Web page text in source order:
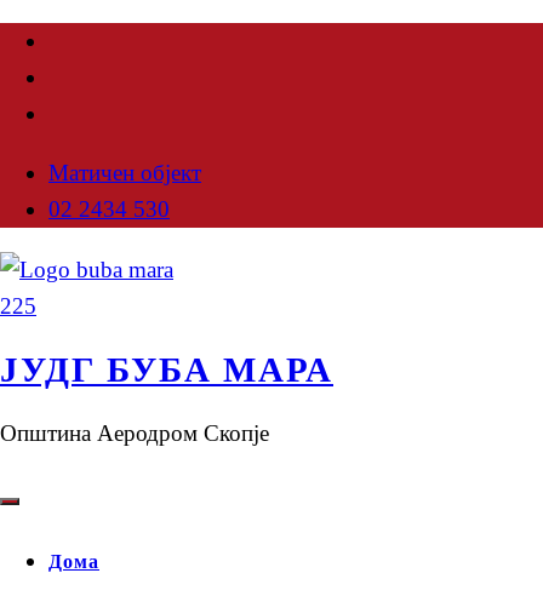
Матичен објект
02 2434 530
ЈУДГ БУБА МАРА
Општина Аеродром Скопје
Дома